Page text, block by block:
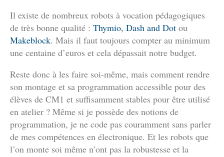
Il existe de nombreux robots à vocation pédagogiques
de très bonne qualité : Thymio, Dash and Dot ou
Makeblock. Mais il faut toujours compter au minimum
une centaine d’euros et cela dépassait notre budget.
Reste donc à les faire soi-même, mais comment rendre
son montage et sa programmation accessible pour des
élèves de CM1 et suffisamment stables pour être utilisé
en atelier ? Même si je possède des notions de
programmation, je ne code pas couramment sans parler
de mes compétences en électronique. Et les robots que
l’on monte soi même n’ont pas la robustesse et la